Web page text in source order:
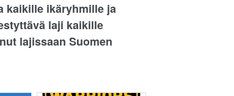
kaikille ikäryhmille ja
laji kaikille
lajissaan Suomen